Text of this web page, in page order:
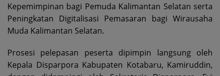
Kepemimpinan bagi Pemuda Kalimantan Selatan serta
Peningkatan Digitalisasi Pemasaran bagi Wirausaha
Muda Kalimantan Selatan.
Prosesi pelepasan peserta dipimpin langsung oleh
Kepala Disparpora Kabupaten Kotabaru, Kamiruddin,